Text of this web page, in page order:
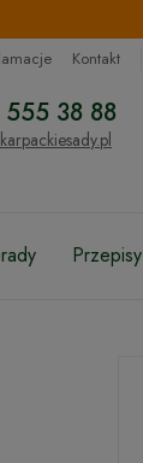
Kontakt
555 38 88
Przepisy